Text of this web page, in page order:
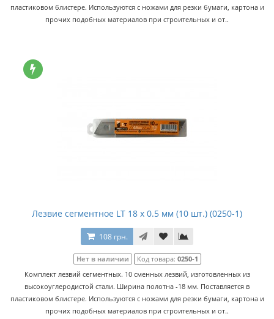
пластиковом блистере. Используются с ножами для резки бумаги, картона и
прочих подобных материалов при строительных и от..
Лезвие сегментное LT 18 x 0.5 мм (10 шт.) (0250-1)
108 грн.
Нет в наличии Код товара: 0250-1
Комплект лезвий сегментных. 10 сменных лезвий, изготовленных из
высокоуглеродистой стали. Ширина полотна -18 мм. Поставляется в
пластиковом блистере. Используются с ножами для резки бумаги, картона и
прочих подобных материалов при строительных и от..